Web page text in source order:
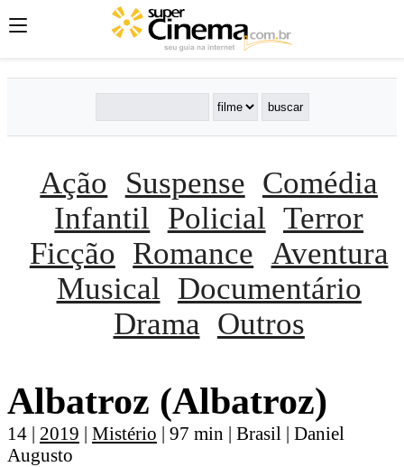
Ação Suspense Comédia
Infantil
Policial Terror
Ficção Romance Aventura
Musical
Documentário
Drama Outros
Albatroz (Albatroz)
14 | 2019 | Mistério | 97 min | Brasil | Daniel
Augusto